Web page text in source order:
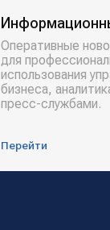
Оперативные
для
использования
бизнеса,
пресс-службами.
Перейти